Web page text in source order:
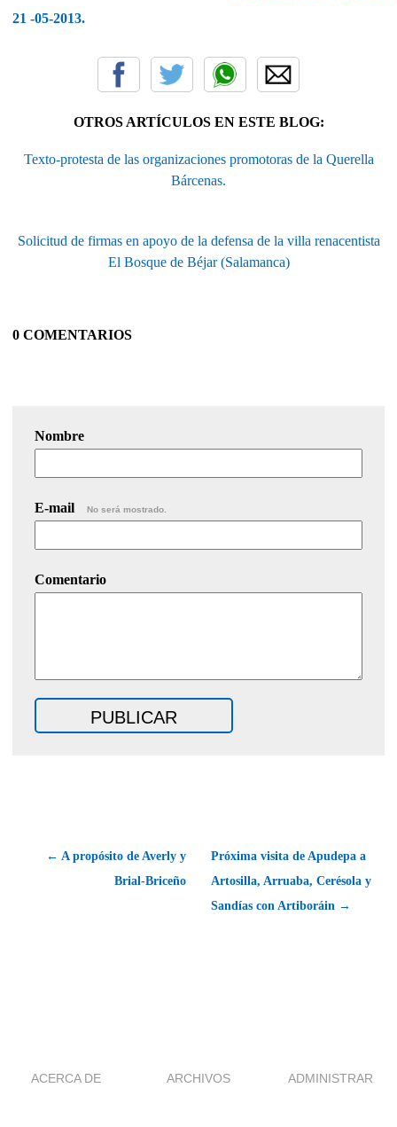
21 -05-2013.
OTROS ARTÍCULOS EN ESTE BLOG:
Texto-protesta de las organizaciones promotoras de la Querella
Bárcenas.
Solicitud de firmas en apoyo de la defensa de la villa renacentista
El Bosque de Béjar (Salamanca)
0 COMENTARIOS
Nombre
E-mail No será mostrado.
Comentario
← A propósito de Averly y
Brial-Briceño
Próxima visita de Apudepa a
Artosilla, Arruaba, Cerésola y
Sandías con Artiboráin →
ACERCA DE ARCHIVOS ADMINISTRAR